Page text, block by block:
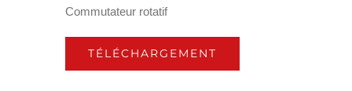
Commutateur rotatif
TÉLÉCHARGEMENT